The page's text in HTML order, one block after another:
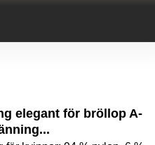
elegant för bröllop A-